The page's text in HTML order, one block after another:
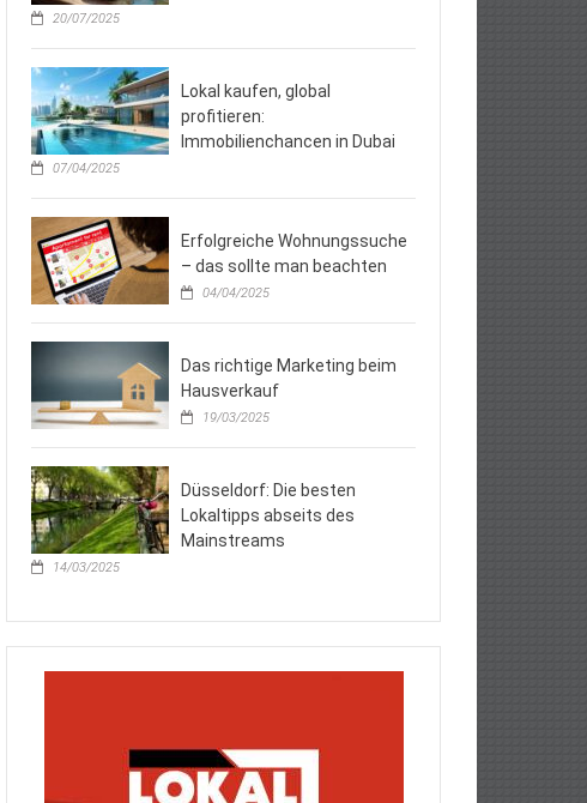
20/07/2025
Lokal kaufen, global
profitieren:
Immobilienchancen in Dubai
07/04/2025
Erfolgreiche Wohnungssuche
– das sollte man beachten
04/04/2025
Das richtige Marketing beim
Hausverkauf
19/03/2025
Düsseldorf: Die besten
Lokaltipps abseits des
Mainstreams
14/03/2025